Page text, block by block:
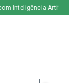
Inteligência Artificial